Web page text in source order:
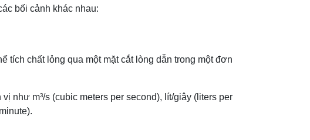
bối cảnh khác nhau:
tích chất lỏng qua một mặt cắt lòng dẫn trong một đơn
như m³/s (cubic meters per second), lít/giây (liters per